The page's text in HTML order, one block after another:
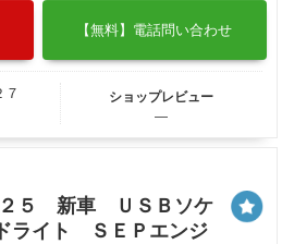
【無料】電話問い合わせ
ショップレビュー
―
２５ 新車 ＵＳＢソケ
ライト ＳＥＰエンジ